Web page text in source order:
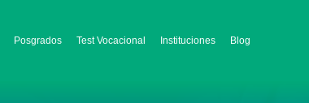
Posgrados Test Vocacional Instituciones Blog